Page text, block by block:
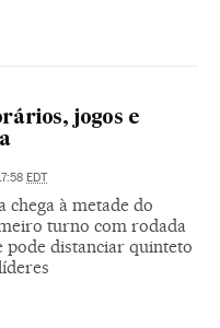
jogos e
EDT
chega à metade do
turno com rodada
pode distanciar quinteto